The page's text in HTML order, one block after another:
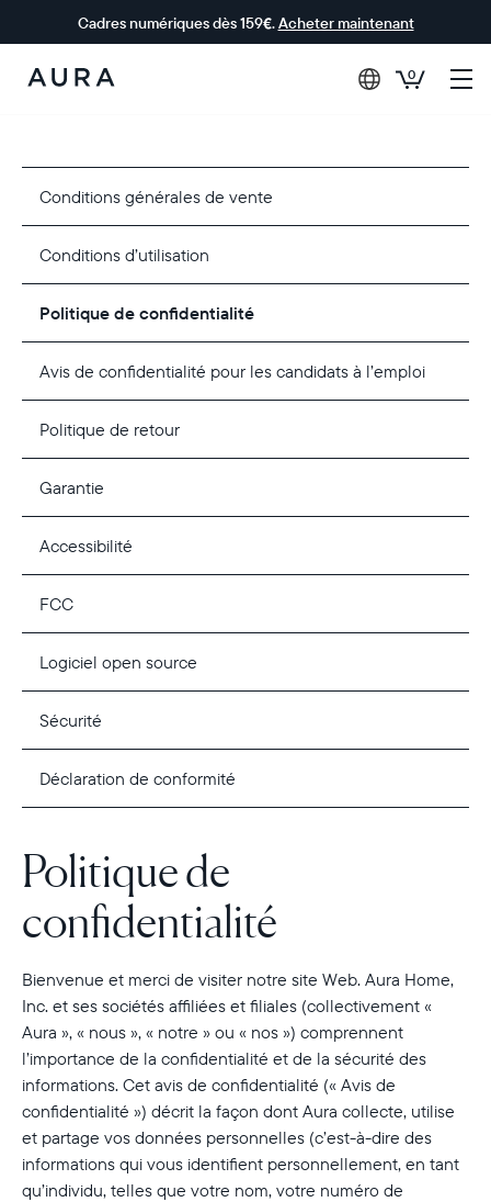
Cadres numériques dès 159€.Acheter maintenant
Aura Frames
0
Conditions générales de vente
Conditions d’utilisation
Politique de confidentialité
Avis de confidentialité pour les candidats à l’emploi
Politique de retour
Garantie
Accessibilité
FCC
Logiciel open source
Sécurité
Déclaration de conformité
Politique de
confidentialité
Bienvenue et merci de visiter notre site Web. Aura Home,
Inc. et ses sociétés affiliées et filiales (collectivement «
Aura », « nous », « notre » ou « nos ») comprennent
l’importance de la confidentialité et de la sécurité des
informations. Cet avis de confidentialité (« Avis de
confidentialité ») décrit la façon dont Aura collecte, utilise
et partage vos données personnelles (c’est-à-dire des
informations qui vous identifient personnellement, en tant
qu’individu, telles que votre nom, votre numéro de